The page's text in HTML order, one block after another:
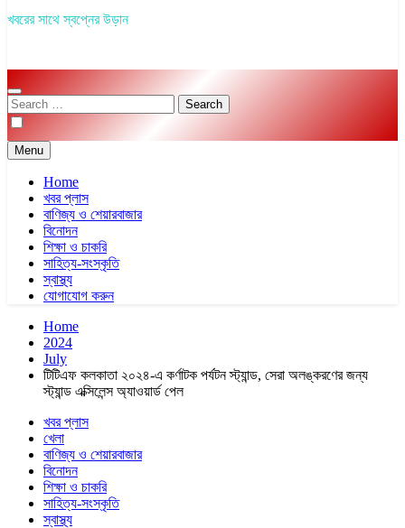
খবরের সাথে স্বপ্নের উড়ান
Search
for:
Menu
Home
খবর প্লাস
বাণিজ্য ও শেয়ারবাজার
বিনোদন
শিক্ষা ও চাকরি
সাহিত্য-সংস্কৃতি
স্বাস্থ্য
যোগাযোগ করুন
Home
2024
July
টিটিএফ কলকাতা ২০২৪-এ কর্ণাটক পর্যটন স্ট্যান্ড, সেরা অলঙ্করণের জন্য
স্ট্যান্ড এক্সিলেন্স অ্যাওয়ার্ড পেল
খবর প্লাস
খেলা
বাণিজ্য ও শেয়ারবাজার
বিনোদন
শিক্ষা ও চাকরি
সাহিত্য-সংস্কৃতি
স্বাস্থ্য